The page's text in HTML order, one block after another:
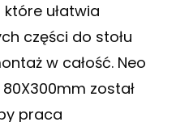
ułatwia
części do stołu
w całość. Neo
został
praca